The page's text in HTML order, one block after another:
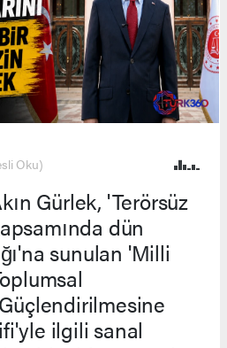
Oku)
Gürlek, 'Terörsüz
dün
sunulan 'Milli
ilgili sanal